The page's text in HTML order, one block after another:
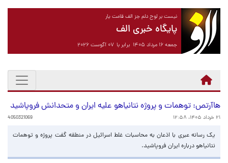
نیست بر لوح دلم جز الف قامت یار
پایگاه خبری الف
جمعه ۱۶ مرداد ۱۴۰۵ برابر با ۰۷ آگوست ۲۰۲۶
هاآرتص: توهمات و پروژه نتانیاهو علیه ایران و متحدانش فروپاشید
۲۱ خرداد ۱۴۰۵، ۱۲:۵۸ 4050321069
یک رسانه عبری با اذعان به محاسبات غلط اسرائیل در منطقه گفت پروژه و توهمات
نتانیاهو درباره ایران فروپاشید.